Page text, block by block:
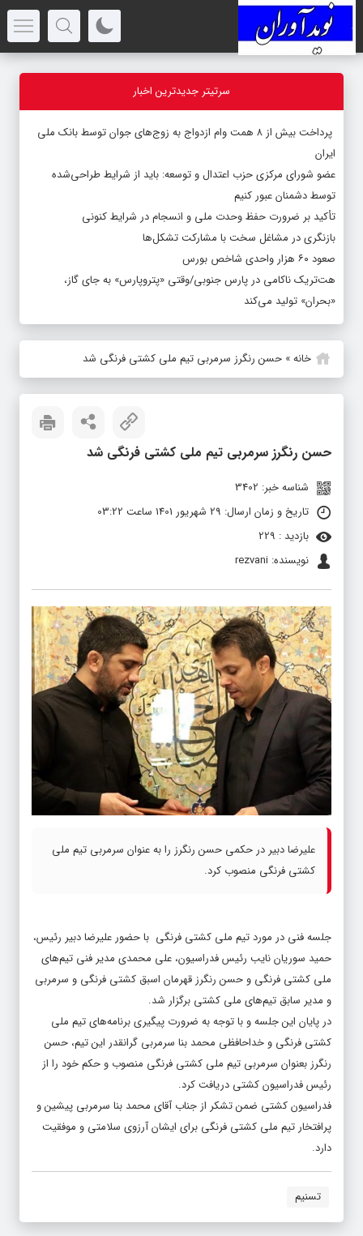
سرتیتر جدیدترین اخبار
پرداخت بیش از ۸ همت وام ازدواج به زوج‌های جوان توسط بانک ملی
ایران
عضو شورای مرکزی حزب اعتدال و توسعه: باید از شرایط طراحی‌شده
توسط دشمنان عبور کنیم
تأکید بر ضرورت حفظ وحدت ملی و انسجام در شرایط کنونی
بازنگری در مشاغل سخت با مشارکت تشکل‌ها
صعود ۶۰ هزار واحدی شاخص بورس
هت‌تریک ناکامی در پارس جنوبی/وقتی «پتروپارس» به جای گاز،
«بحران» تولید می‌کند
خانه» حسن رنگرز سرمربی تیم ملی کشتی فرنگی شد
حسن رنگرز سرمربی تیم ملی کشتی فرنگی شد
شناسه خبر: 3402
تاریخ و زمان ارسال: 29 شهریور 1401 ساعت 03:22
بازدید : 229
نویسنده: rezvani
علیرضا دبیر در حکمی حسن رنگرز را به عنوان سرمربی تیم ملی
کشتی فرنگی منصوب کرد.
جلسه فنی در مورد تیم ملی کشتی فرنگی با حضور علیرضا دبیر رئیس،
حمید سوریان نایب رئیس فدراسیون، علی محمدی مدیر فنی تیم‌های
ملی کشتی فرنگی و حسن رنگرز قهرمان اسبق کشتی فرنگی و سرمربی
و مدیر سابق تیم‌های ملی کشتی برگزار شد.
در پایان این جلسه و با توجه به ضرورت پیگیری برنامه‌های تیم ملی
کشتی فرنگی و خداحافظی محمد بنا سرمربی گرانقدر این تیم، حسن
رنگرز بعنوان سرمربی تیم ملی کشتی فرنگی منصوب و حکم خود را از
رئیس فدراسیون کشتی دریافت کرد.
فدراسیون کشتی ضمن تشکر از جناب آقای محمد بنا سرمربی پیشین و
پرافتخار تیم ملی کشتی فرنگی برای ایشان آرزوی سلامتی و موفقیت
دارد.
تسنیم